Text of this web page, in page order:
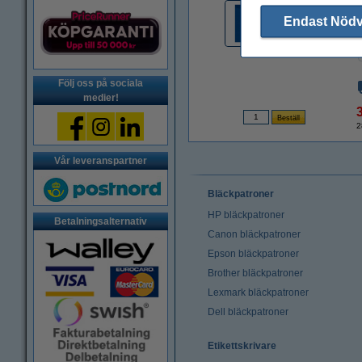
Följ oss på sociala
medier!
Vår leveranspartner
Betalningsalternativ
Bläckpatroner
HP bläckpatroner
Canon bläckpatroner
Epson bläckpatroner
Brother bläckpatroner
Lexmark bläckpatroner
Dell bläckpatroner
Etikettskrivare
Endast